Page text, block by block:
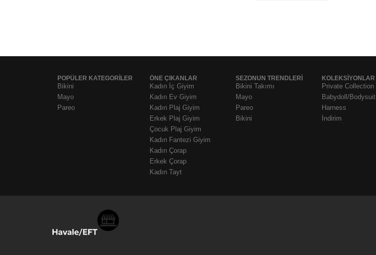
POPÜLER KATEGORİLER
Bikini
Mayo
Pareo
ÖNE ÇIKANLAR
Kadın İç Giyim
Kadın Ev Giyim
Kadın Plaj Giyim
Erkek Plaj Giyim
Çocuk Plaj Giyim
Kadın Fantezi Giyim
Kadın Çorap
Erkek Çorap
Kadın Tayt
SEZONUN TRENDLERI
Bikini Takımı
Mayo
Pareo
Bikini
KOLEKSIYONLAR
Private Collection
Babydoll/Bodysuit
Harness
İndirim